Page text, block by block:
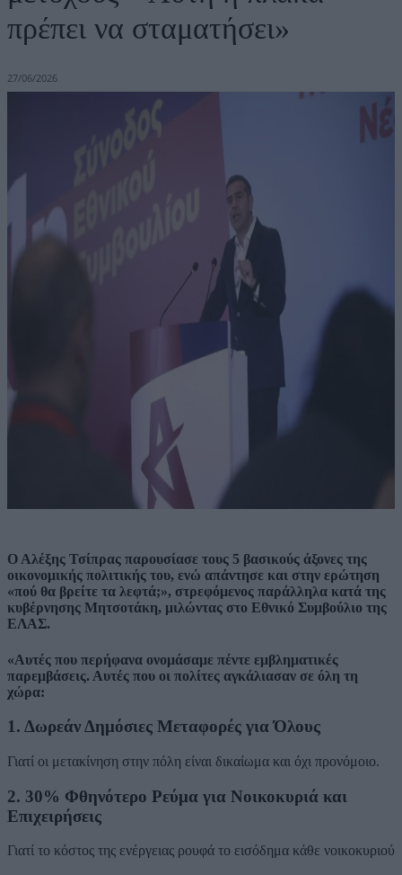
πρέπει να σταματήσει»
27/06/2026
Ο Αλέξης Τσίπρας παρουσίασε τους 5 βασικούς άξονες της
οικονομικής πολιτικής του, ενώ απάντησε και στην ερώτηση
«πού θα βρείτε τα λεφτά;», στρεφόμενος παράλληλα κατά της
κυβέρνησης Μητσοτάκη, μιλώντας στο Εθνικό Συμβούλιο της
ΕΛΑΣ.
«Αυτές που περήφανα ονομάσαμε πέντε εμβληματικές
παρεμβάσεις. Αυτές που οι πολίτες αγκάλιασαν σε όλη τη
χώρα:
1. Δωρεάν Δημόσιες Μεταφορές για Όλους
Γιατί οι μετακίνηση στην πόλη είναι δικαίωμα και όχι προνόμοιο.
2. 30% Φθηνότερο Ρεύμα για Νοικοκυριά και
Επιχειρήσεις
Γιατί το κόστος της ενέργειας ρουφά το εισόδημα κάθε νοικοκυριού